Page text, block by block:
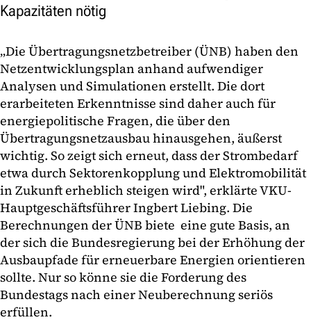
Kapazitäten nötig
„Die Übertragungsnetzbetreiber (ÜNB) haben den
Netzentwicklungsplan anhand aufwendiger
Analysen und Simulationen erstellt. Die dort
erarbeiteten Erkenntnisse sind daher auch für
energiepolitische Fragen, die über den
Übertragungsnetzausbau hinausgehen, äußerst
wichtig. So zeigt sich erneut, dass der Strombedarf
etwa durch Sektorenkopplung und Elektromobilität
in Zukunft erheblich steigen wird", erklärte VKU-
Hauptgeschäftsführer Ingbert Liebing. Die
Berechnungen der ÜNB biete eine gute Basis, an
der sich die Bundesregierung bei der Erhöhung der
Ausbaupfade für erneuerbare Energien orientieren
sollte. Nur so könne sie die Forderung des
Bundestags nach einer Neuberechnung seriös
erfüllen.